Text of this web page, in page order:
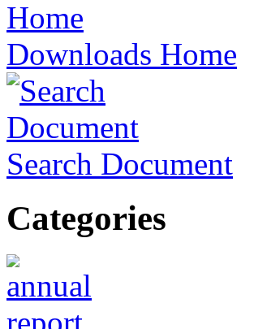
Downloads Home
Search Document
Categories